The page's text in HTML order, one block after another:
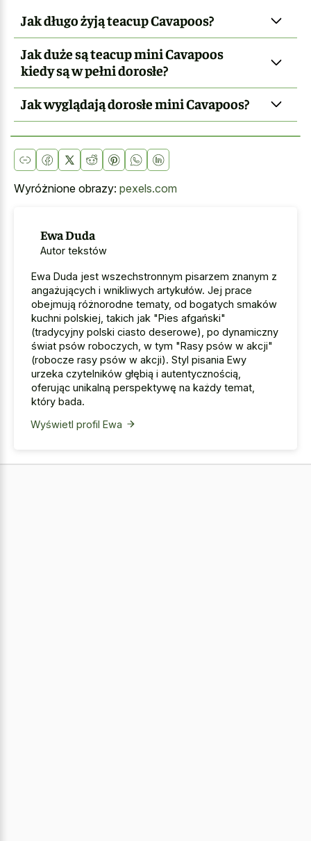
Jak długo żyją teacup Cavapoos?
Jak duże są teacup mini Cavapoos
kiedy są w pełni dorosłe?
Jak wyglądają dorosłe mini Cavapoos?
Wyróżnione obrazy: pexels.com
Ewa Duda
Autor tekstów
Ewa Duda jest wszechstronnym pisarzem znanym z
angażujących i wnikliwych artykułów. Jej prace
obejmują różnorodne tematy, od bogatych smaków
kuchni polskiej, takich jak "Pies afgański"
(tradycyjny polski ciasto deserowe), po dynamiczny
świat psów roboczych, w tym "Rasy psów w akcji"
(robocze rasy psów w akcji). Styl pisania Ewy
urzeka czytelników głębią i autentycznością,
oferując unikalną perspektywę na każdy temat,
który bada.
Wyświetl profil Ewa